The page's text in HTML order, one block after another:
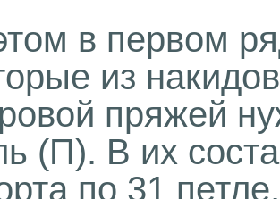
в первом
из
пряжей
(П). В их
по 31